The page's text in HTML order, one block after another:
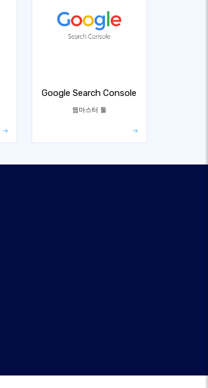
Google Search Console
웹마스터 툴